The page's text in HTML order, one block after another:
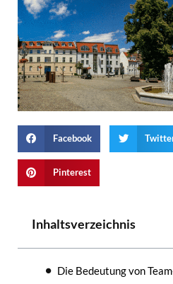
Facebook
Pinterest
Inhaltsverzeichnis
Die Bedeutung von